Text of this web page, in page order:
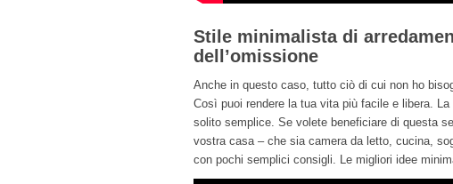
Stile minimalista di
dell’omissione
Anche in questo caso, tutto ciò di cui non ho
Così puoi rendere la tua vita più facile e libera.
solito semplice. Se volete beneficiare di questa
vostra casa – che sia camera da letto, cucina,
con pochi semplici consigli. Le migliori idee